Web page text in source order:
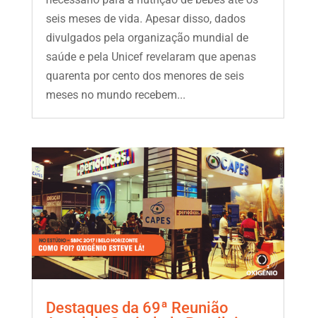
seis meses de vida. Apesar disso, dados
divulgados pela organização mundial de
saúde e pela Unicef revelaram que apenas
quarenta por cento dos menores de seis
meses no mundo recebem...
Destaques da 69ª Reunião